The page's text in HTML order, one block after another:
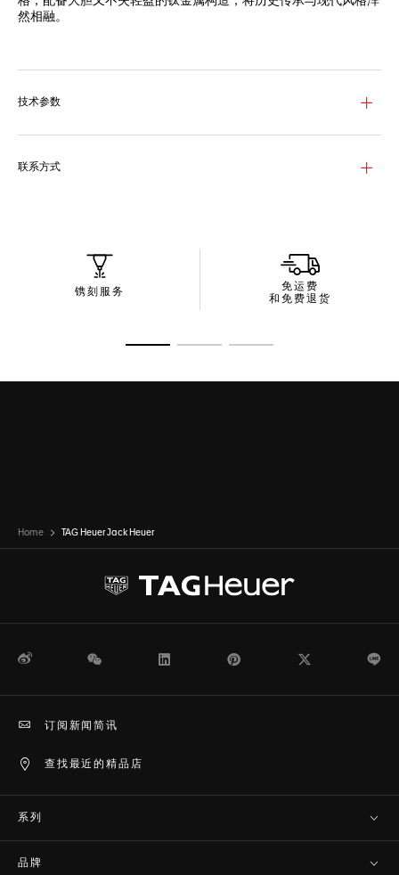
然相融。
传承精髓。
技术参数
联系方式
镌刻服务
免运费
和免费退货
Home TAG Heuer Jack Heuer
微博 WeChat Pinterest
查找最近的精品店
订阅新闻简讯
系列
品牌